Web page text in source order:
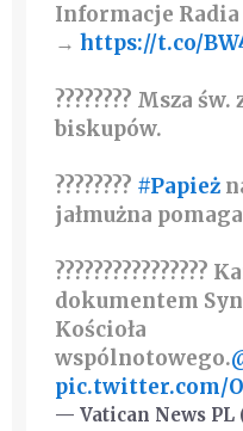
️Informacje
→ https://t.co/
???????? Msza
biskupów.
???????? #Papież
jałmużna
dokumentem
Kościoła
wspólnotowego.
pic.twitter.com/
— Vatican News PL